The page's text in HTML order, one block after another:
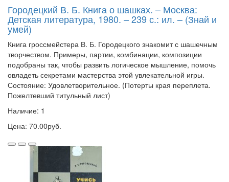
Городецкий В. Б. Книга о шашках. – Москва:
Детская литература, 1980. – 239 с.: ил. – (Знай и
умей)
Книга гроссмейстера В. Б. Городецкого знакомит с шашечным
творчеством. Примеры, партии, комбинации, композиции
подобраны так, чтобы развить логическое мышление, помочь
овладеть секретами мастерства этой увлекательной игры.
Состояние: Удовлетворительное. (Потерты края переплета.
Пожелтевший титульный лист)
Наличие: 1
Цена: 70.00руб.